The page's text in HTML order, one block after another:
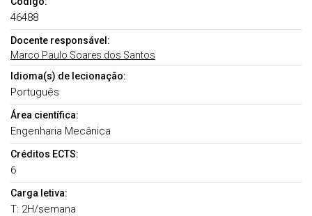
46488
Docente responsável:
Marco Paulo Soares dos Santos
Idioma(s) de lecionação:
Português
Área científica:
Engenharia Mecânica
Créditos ECTS:
6
Carga letiva:
T: 2H/semana